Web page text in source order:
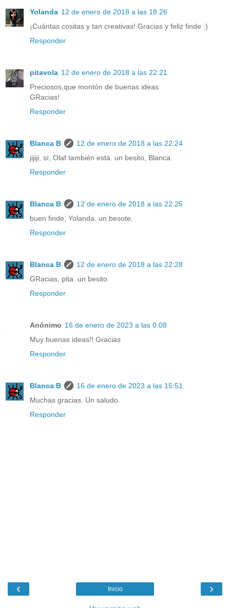
Yolanda 12 de enero de 2018 a las 18:26
¡Cuántas cositas y tan creativas! Gracias y feliz finde :)
Responder
pitavola 12 de enero de 2018 a las 22:21
Preciosos,que montón de buenas ideas
GRacias!
Responder
Blanca B
12 de enero de 2018 a las 22:24
jijiji, sí, Olaf también está. un besito, Blanca.
Responder
Blanca B
12 de enero de 2018 a las 22:25
buen finde, Yolanda. un besote.
Responder
Blanca B
12 de enero de 2018 a las 22:28
GRacias, pita. un besito.
Responder
Anónimo 16 de enero de 2023 a las 0:08
Muy buenas ideas!! Gracias
Responder
Blanca B
16 de enero de 2023 a las 15:51
Muchas gracias. Un saludo.
Responder
‹ ›
Inicio